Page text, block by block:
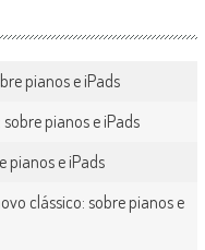
pianos e iPads
pianos e iPads
pianos e iPads
clássico: sobre pianos e